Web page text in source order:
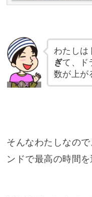
わたしは
ぎて、ド
数が上が
そんなわたしなの
ンドで最高の時間